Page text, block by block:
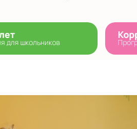
для школьников